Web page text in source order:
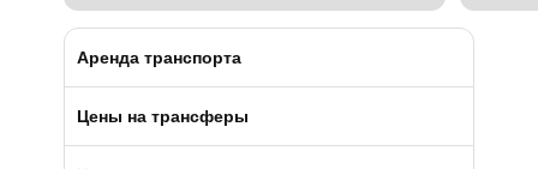
Аренда транспорта
Автобусы (от 39 до 57 мест)
Цены на трансферы